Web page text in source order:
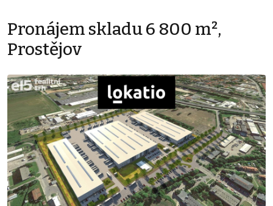
Pronájem skladu 6 800 m²,
Prostějov